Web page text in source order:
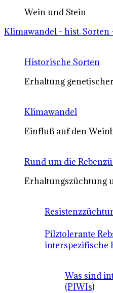
Wein und Stein
Klimawandel - hist.
Historische Sorten
Erhaltung
Klimawandel
Einfluß auf den
Rund um die
Erhaltungszüchtung
Pilztolerante
interspezifische
Was sind
(PIWIs)